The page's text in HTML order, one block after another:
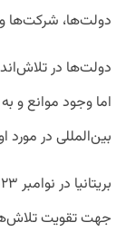
دولت‌ها، شرکت‌ها
دولت‌ها در
اما وجود موانع و
بین‌المللی در مورد
جهت تقویت